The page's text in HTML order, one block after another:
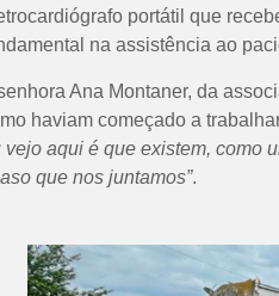
portátil que
na assistência ao
Ana Montaner, da
haviam começado a
vejo aqui é que existem, como
que nos juntamos”.